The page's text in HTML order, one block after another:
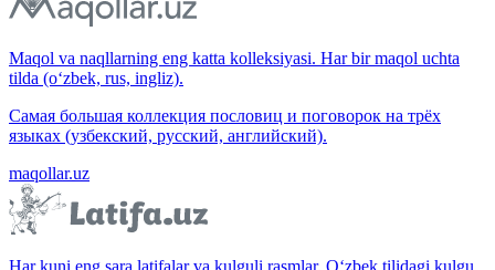
Maqol va naqllarning eng katta kolleksiyasi. Har bir maqol uchta
tilda (o‘zbek, rus, ingliz).
Самая большая коллекция пословиц и поговорок на трёх
языках (узбекский, русский, английский).
maqollar.uz
Har kuni eng sara latifalar va kulguli rasmlar. O‘zbek tilidagi kulgu